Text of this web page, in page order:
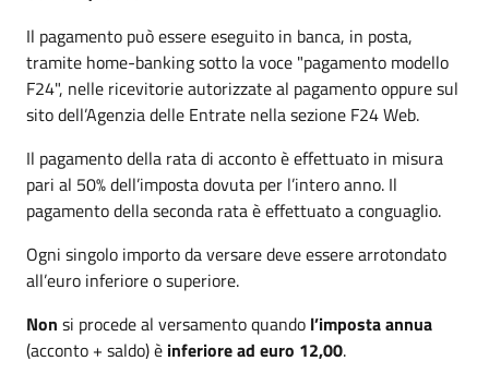
Il pagamento può essere eseguito in banca, in posta,
tramite home-banking sotto la voce "pagamento modello
F24", nelle ricevitorie autorizzate al pagamento oppure sul
sito dell’Agenzia delle Entrate nella sezione F24 Web.
Il pagamento della rata di acconto è effettuato in misura
pari al 50% dell’imposta dovuta per l’intero anno. Il
pagamento della seconda rata è effettuato a conguaglio.
Ogni singolo importo da versare deve essere arrotondato
all’euro inferiore o superiore.
Non si procede al versamento quando l’imposta annua
(acconto + saldo) è inferiore ad euro 12,00.